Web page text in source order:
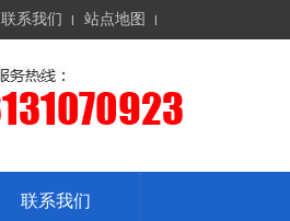
联系我们 站点地图
联系我们